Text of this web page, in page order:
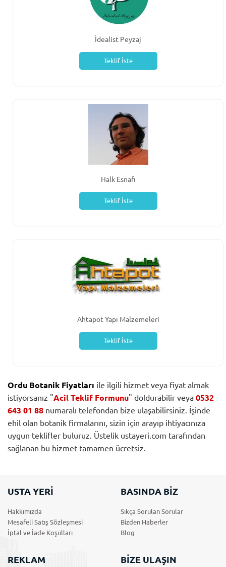
İdealist Peyzaj
Teklif İste
Halk Esnafı
Teklif İste
Ahtapot Yapı Malzemeleri
Teklif İste
Ordu Botanik Fiyatları ile ilgili hizmet veya fiyat almak
istiyorsanız "Acil Teklif Formunu" doldurabilir veya 0532
643 01 88 numaralı telefondan bize ulaşabilirsiniz. İşinde
ehil olan botanik firmalarını, sizin için arayıp ihtiyacınıza
uygun teklifler buluruz. Üstelik ustayeri.com tarafından
sağlanan bu hizmet tamamen ücretsiz.
USTA YERİ
Hakkımızda
Mesafeli Satış Sözleşmesi
İptal ve İade Koşulları
BASINDA BİZ
Sıkça Sorulan Sorular
Bizden Haberler
Blog
REKLAM BİZE ULAŞIN